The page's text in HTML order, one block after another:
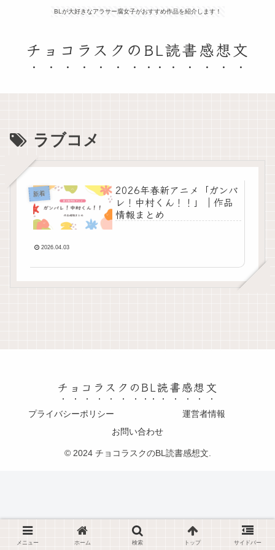
BLが大好きなアラサー腐女子がおすすめ作品を紹介します！
チョコラスクのBL読書感想文
ラブコメ
新着
2026年春新アニメ「ガンバ
レ！中村くん！！」｜作品
情報まとめ
2026.04.03
チョコラスクのBL読書感想文
プライバシーポリシー
運営者情報
お問い合わせ
© 2024 チョコラスクのBL読書感想文.
メニュー ホーム 検索 トップ サイドバー